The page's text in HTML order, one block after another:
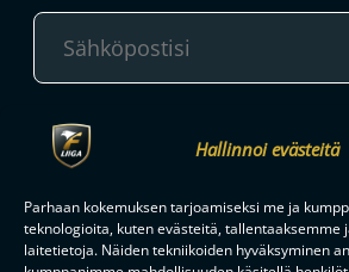
Hallinnoi evästeitä
Parhaan kokemuksen tarjoamiseksi me ja
teknologioita, kuten evästeitä, tallentaaksemme
laitetietoja. Näiden tekniikoiden hyväksyminen
TILAA
F-LIIGAN